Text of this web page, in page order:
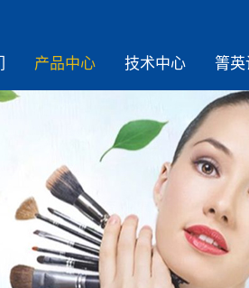
产品中心 技术中心 箐英